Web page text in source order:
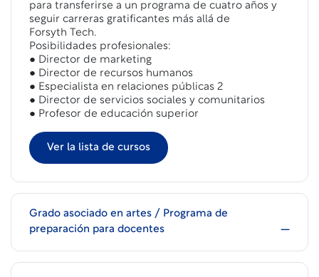
para transferirse a un programa de cuatro años y
seguir carreras gratificantes más allá de
Forsyth Tech.
Posibilidades profesionales:
● Director de marketing
● Director de recursos humanos
● Especialista en relaciones públicas 2
● Director de servicios sociales y comunitarios
● Profesor de educación superior
Ver la lista de cursos
Grado asociado en artes / Programa de
preparación para docentes